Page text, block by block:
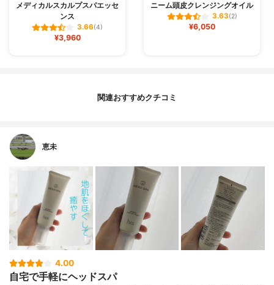
メディカルスカルプスパエッセ
ンス
3.66(4)
¥3,960
ニーム頭皮クレンジングオイル
3.63(2)
¥6,050
関連おすすめクチコミ
恵未
4.00
自宅で手軽にヘッドスパ